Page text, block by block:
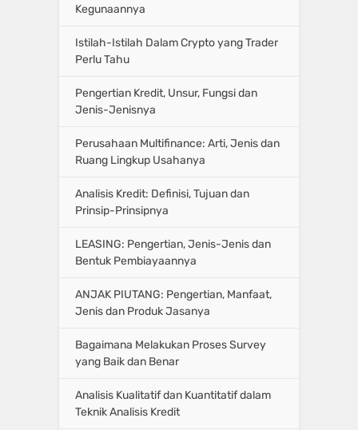
Kegunaannya
Istilah-Istilah Dalam Crypto yang Trader
Perlu Tahu
Pengertian Kredit, Unsur, Fungsi dan
Jenis-Jenisnya
Perusahaan Multifinance: Arti, Jenis dan
Ruang Lingkup Usahanya
Analisis Kredit: Definisi, Tujuan dan
Prinsip-Prinsipnya
LEASING: Pengertian, Jenis-Jenis dan
Bentuk Pembiayaannya
ANJAK PIUTANG: Pengertian, Manfaat,
Jenis dan Produk Jasanya
Bagaimana Melakukan Proses Survey
yang Baik dan Benar
Analisis Kualitatif dan Kuantitatif dalam
Teknik Analisis Kredit